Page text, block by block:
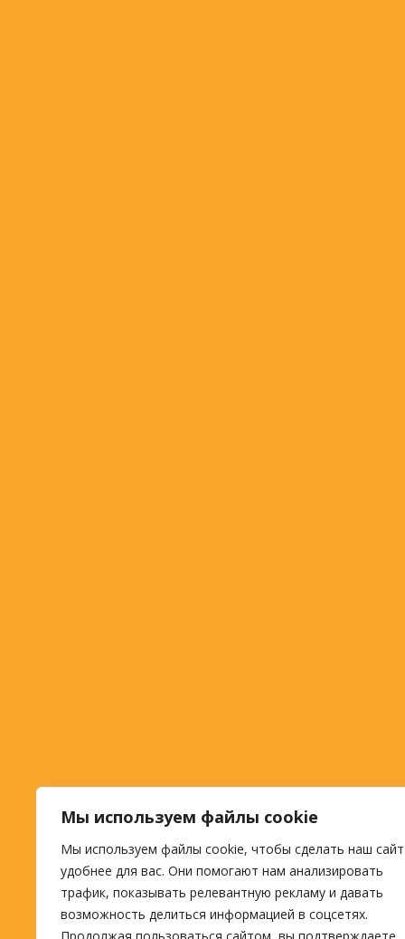
Мы используем файлы cookie
Мы используем файлы cookie, чтобы сделать наш сайт
удобнее для вас. Они помогают нам анализировать
трафик, показывать релевантную рекламу и давать
возможность делиться информацией в соцсетях.